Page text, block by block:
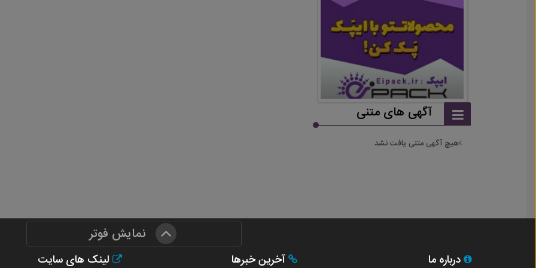
آگهی های متنی
هیچ آگهی متنی یافت نشد
نمایش فوتر
درباره ما آخرین خبرها لینک های سایت